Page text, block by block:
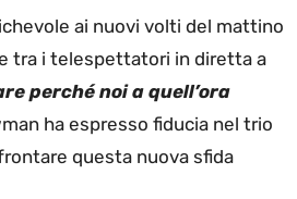
ai nuovi volti del mattino
tra i telespettatori in diretta a
perché noi a quell’ora
ha espresso fiducia nel trio
questa nuova sfida